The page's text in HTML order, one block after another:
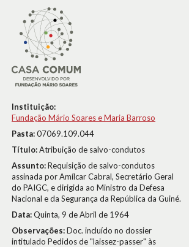
Instituição:
Fundação Mário Soares e Maria Barroso
Pasta:07069.109.044
Título:Atribuição de salvo-condutos
Assunto:Requisição de salvo-condutos
assinada por Amílcar Cabral, Secretário Geral
do PAIGC, e dirigida ao Ministro da Defesa
Nacional e da Segurança da República da Guiné.
Data:Quinta, 9 de Abril de 1964
Observações:Doc. incluído no dossier
intitulado Pedidos de "laissez-passer" às